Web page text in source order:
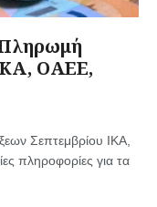
ΟΑΕΕ,
Σεπτεμβρίου ΙΚΑ,
πληροφορίες για τα